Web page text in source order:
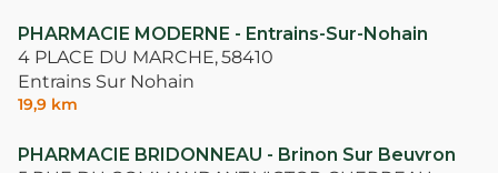
PHARMACIE MODERNE - Entrains-Sur-Nohain
4 PLACE DU MARCHE,58410
Entrains Sur Nohain
19,9 km
PHARMACIE BRIDONNEAU - Brinon Sur Beuvron